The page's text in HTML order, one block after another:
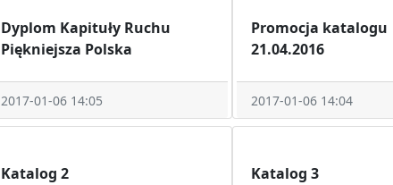
Dyplom Kapituły Ruchu
Piękniejsza Polska
2017-01-06 14:05
Promocja katalogu
21.04.2016
2017-01-06 14:04
Katalog 2 Katalog 3